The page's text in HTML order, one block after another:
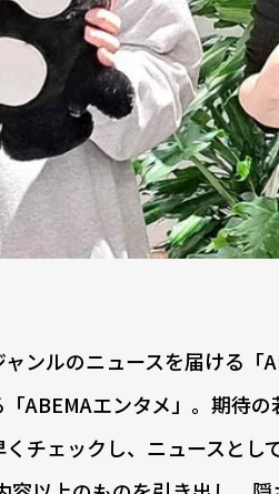
ンルのニュースを届ける「
ABEMAエンタメ」。期待
チェックし、ニュースと